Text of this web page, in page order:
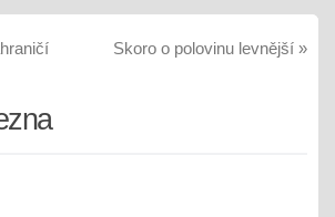
Skoro o polovinu levnější »